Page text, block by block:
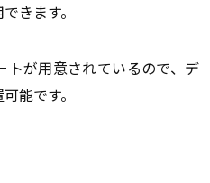
きます。
トが用意されているので、デ
能です。